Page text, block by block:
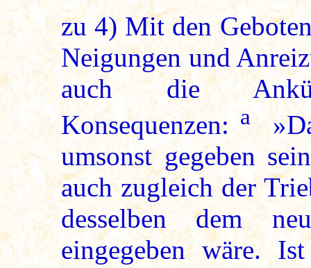
zu4) Mit den
Neigungen und
auch die
Konsequenzen:a
umsonst gegeben
auch zugleich der
desselben dem
eingegeben wäre.